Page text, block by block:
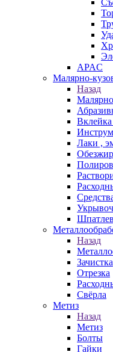
APAC
Малярно-
Назад
Вклейка
Лаки ,
Назад
Зачистка
Отрезка
Свёрла
Метиз
Назад
Метиз
Болты
Гайки